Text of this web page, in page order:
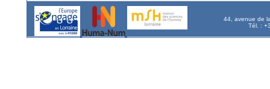
44, avenue de
Tél. :